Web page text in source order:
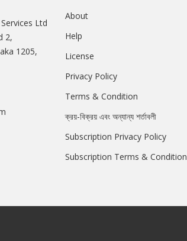
Ltd
2,
1205,
About
Help
License
Privacy Policy
Terms & Condition
ক্রয়-বিক্রয় এবং অন্যান্য শর্তাবলী
Subscription Privacy Policy
Subscription Terms & Condition